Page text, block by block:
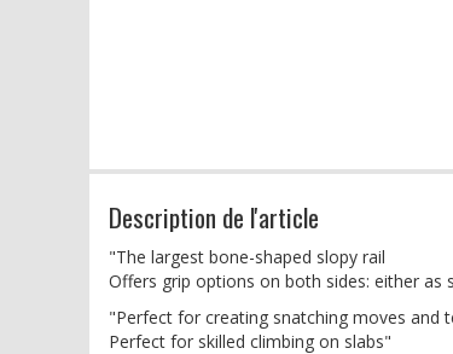
Description de l'article
"The largest bone-shaped slopy rail
Offers grip options on both sides: either as
"Perfect for creating snatching moves and
Perfect for skilled climbing on slabs"